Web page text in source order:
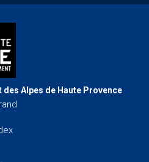
Alpes de Haute Provence